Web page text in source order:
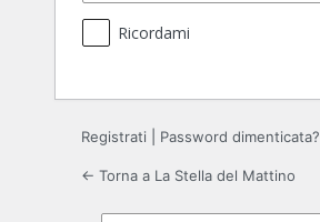
Ricordami
Registrati Password dimenticata?
← Torna a La Stella del Mattino